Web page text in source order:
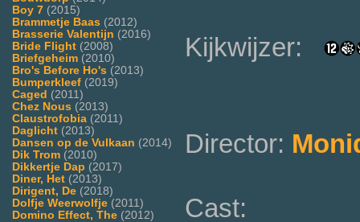
Boy 7 (2015)
Brammetje Baas (2012)
Brasserie Valentijn (2016)
Bride Flight (2008)
Briefgeheim (2010)
Bro's Before Ho's (2013)
Bumperkleef (2019)
Caged (2011)
Chez Nous (2013)
Claustrofobia (2011)
Daglicht (2013)
Dansen op de Vulkaan (2014)
Dik Trom (2010)
Dikkertje Dap (2017)
Diner, Het (2013)
Dirigent, De (2018)
Dolfje Weerwolfje (2011)
Domino Effect, The (2012)
Kijkwijzer:
Director:
Cast: